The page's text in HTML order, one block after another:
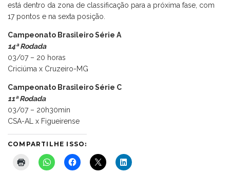
está dentro da zona de classificação para a próxima fase, com
17 pontos e na sexta posição.
Campeonato Brasileiro Série A
14ª Rodada
03/07 – 20 horas
Criciúma x Cruzeiro-MG
Campeonato Brasileiro Série C
11ª Rodada
03/07 – 20h30min
CSA-AL x Figueirense
COMPARTILHE ISSO: